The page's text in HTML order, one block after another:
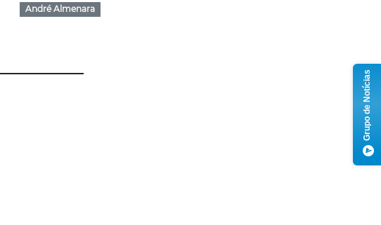
André Almenara
Grupo de Notícias